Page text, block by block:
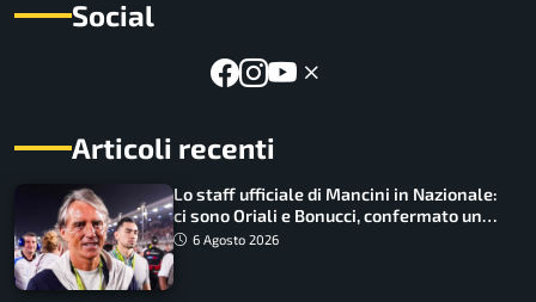
Social
Articoli recenti
Lo staff ufficiale di Mancini in Nazionale:
ci sono Oriali e Bonucci, confermato un
ritorno
6 Agosto 2026